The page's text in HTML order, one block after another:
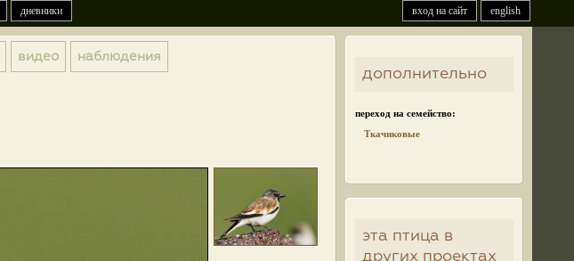
дневники english
вход на сайт
видео наблюдения
дополнительно
переход на семейство:
Ткачиковые
эта птица в
других проектах